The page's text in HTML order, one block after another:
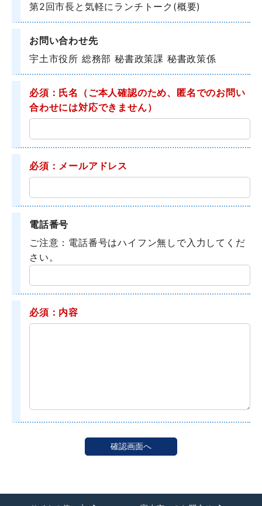
第2回市長と気軽にランチトーク(概要)
お問い合わせ先
宇土市役所 総務部 秘書政策課 秘書政策係
必須：氏名
（ご本人確認のため、匿名でのお問い
合わせには対応できません）
必須：メールアドレス
電話番号
ご注意：電話番号はハイフン無しで入力してくだ
さい。
必須：内容